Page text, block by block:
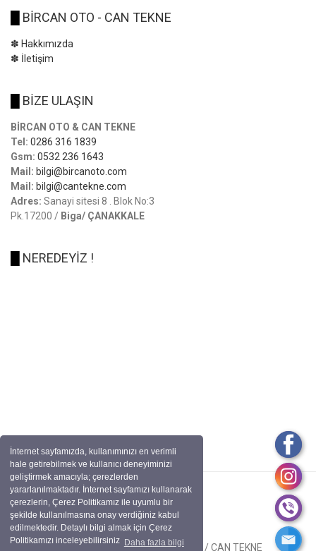
İnternet sayfamızda, kullanımınızı en verimli
hale getirebilmek ve kullanıcı deneyiminizi
geliştirmek amacıyla; çerezlerden
yararlanılmaktadır. İnternet sayfamızı kullanarak
çerezlerin, Çerez Politikamız ile uyumlu bir
şekilde kullanılmasına onay verdiğiniz kabul
edilmektedir. Detaylı bilgi almak için Çerez
Politikamızı inceleyebilirsiniz Daha fazla bilgi
BİRCAN OTO - CAN TEKNE
✽ Hakkımızda
✽ İletişim
BİZE ULAŞIN
BİRCAN OTO & CAN TEKNE
Tel: 0286 316 1839
Gsm: 0532 236 1643
Mail: bilgi@bircanoto.com
Mail: bilgi@cantekne.com
Adres: Sanayi sitesi 8 . Blok No:3
Pk.17200 / Biga/ ÇANAKKALE
NEREDEYİZ !
Tüm Hakları Saklıdır. BİRCAN OTO / CAN TEKNE